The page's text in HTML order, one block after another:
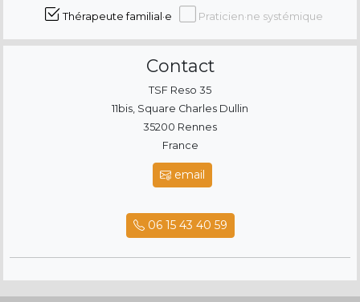
Thérapeute familial·e Praticien·ne systémique
Contact
TSF Reso 35
11bis, Square Charles Dullin
35200 Rennes
France
email
06 15 43 40 59